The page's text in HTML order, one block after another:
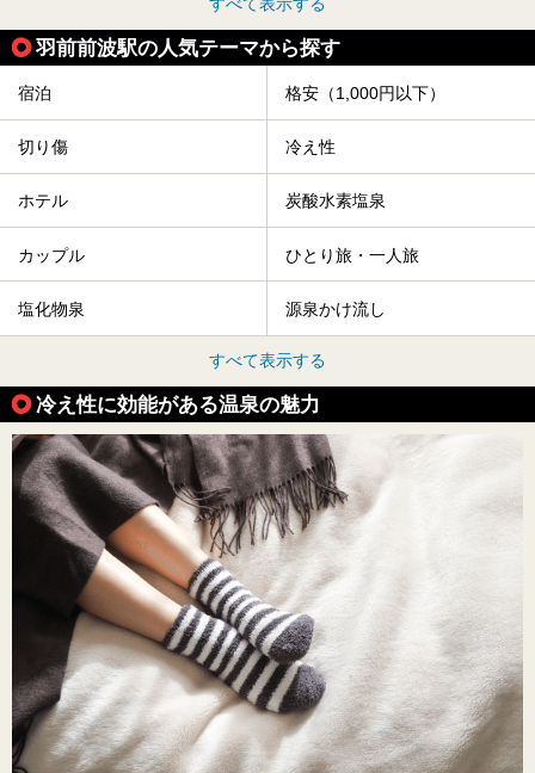
すべて表示する
羽前前波駅の人気テーマから探す
宿泊 格安（1,000円以下）
切り傷 冷え性
ホテル 炭酸水素塩泉
カップル ひとり旅・一人旅
塩化物泉 源泉かけ流し
すべて表示する
冷え性に効能がある温泉の魅力